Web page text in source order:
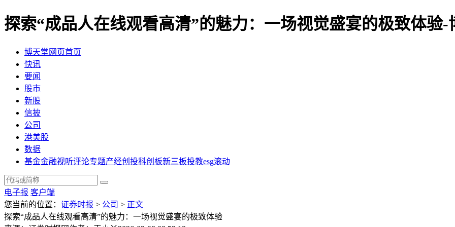
探索“成品人在线观看高清”的魅力：一场视觉盛宴的极致体验-
博天堂网页首页
快讯
要闻
股市
新股
信披
公司
港美股
数据
基金金融视听评论专题产经创投科创板新三板投教esg滚动
电子报 客户端
您当前的位置： 证券时报 > 公司 > 正文
探索“成品人在线观看高清”的魅力：一场视觉盛宴的极致体验